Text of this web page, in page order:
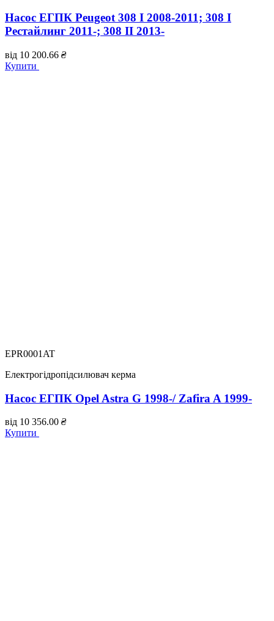
Насос ЕГПК Peugeot 308 I 2008-2011; 308 I
Рестайлинг 2011-; 308 II 2013-
від 10 200.66 ₴
Купити
EPR0001AT
Електрогідропідсилювач керма
Насос ЕГПК Opel Astra G 1998-/ Zafira A 1999-
від 10 356.00 ₴
Купити